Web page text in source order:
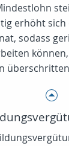
erhöht
sodass